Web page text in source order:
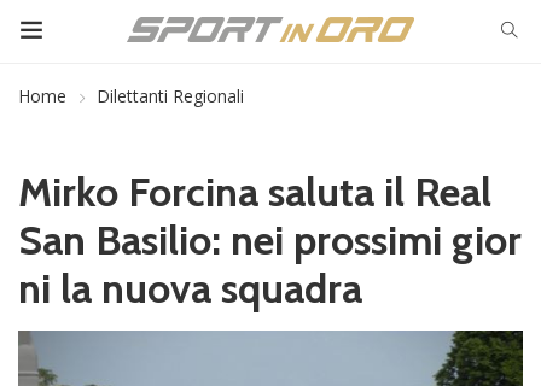
Home Dilettanti Regionali
Mirko Forcina saluta il Real
San Basilio: nei prossimi gior
ni la nuova squadra